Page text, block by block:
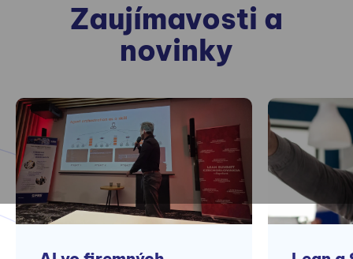
Zaujímavosti a
novinky